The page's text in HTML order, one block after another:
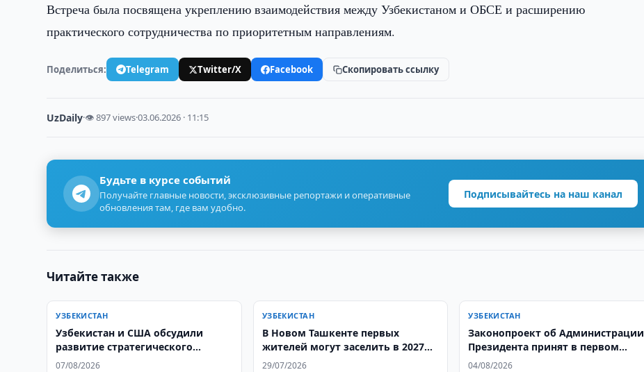
Встреча была посвящена укреплению взаимодействия между Узбекистаном и ОБСЕ и расширению
практического сотрудничества по приоритетным направлениям.
Поделиться: Telegram Twitter/X Facebook Скопировать ссылку
UzDaily·👁 897 views·03.06.2026 · 11:15
Будьте в курсе событий
Получайте главные новости, эксклюзивные репортажи и оперативные
обновления там, где вам удобно.
Подписывайтесь на наш канал
Читайте также
УЗБЕКИСТАН
Узбекистан и США обсудили
развитие стратегического
партнерства
07/08/2026
УЗБЕКИСТАН
В Новом Ташкенте первых
жителей могут заселить в 2027
году
29/07/2026
УЗБЕКИСТАН
Законопроект об Администрации
Президента принят в первом
чтении
04/08/2026